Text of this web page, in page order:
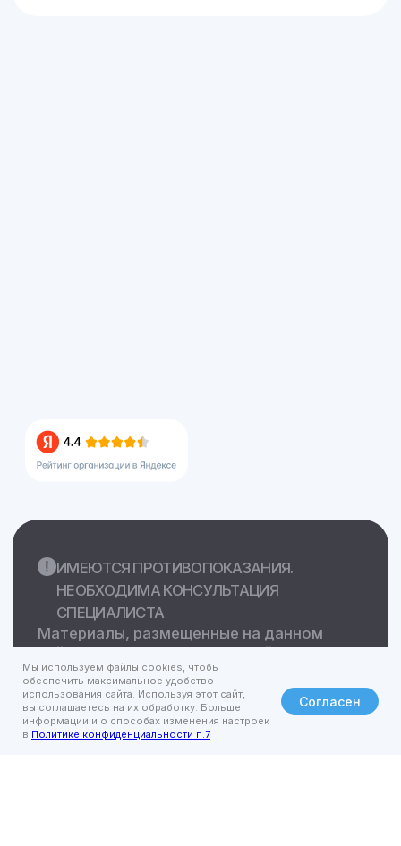
Мы используем файлы cookies, чтобы
обеспечить максимальное удобство
использования сайта. Используя этот сайт,
вы соглашаетесь на их обработку. Больше
информации и о способах изменения настроек
в Политике конфиденциальности п.7
Согласен